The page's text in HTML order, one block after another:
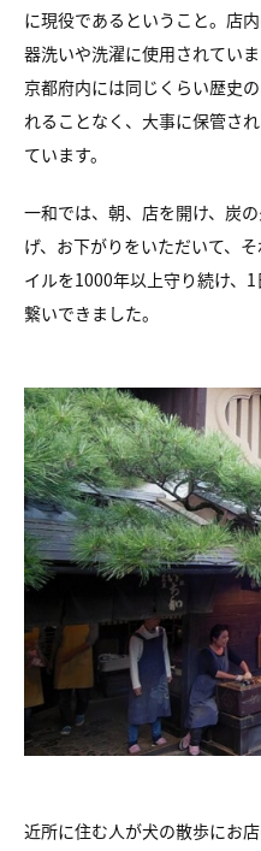
に現役であるということ。店
器洗いや洗濯に使用されていま
京都府内には同じくらい歴史
れることなく、大事に保管さ
ています。
一和では、朝、店を開け、炭
げ、お下がりをいただいて、
イルを1000年以上守り続け、
繋いできました。
近所に住む人が犬の散歩にお